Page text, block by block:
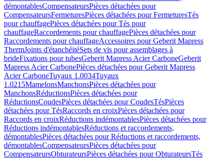
démontablesCompensateursPièces détachées pour
CompensateursFermeturesPièces détachées pour FermeturesTés
pour chauffagePièces détachées pour Tés pour
chauffageRaccordements pour chauffagePièces détachées pour
Raccordements pour chauffageAccessoires pour Geberit Mapress
ThermJoints d'étanchéitéSets de vis pour assemblages à
brideFixations pour tubesGeberit Mapress Acier CarboneGeberit
Mapress Acier CarbonePièces détachées pour Geberit Mapress
Acier CarboneTuyaux 1.0034Tuyaux
1.0215MamelonsManchonsPièces détachées pour
ManchonsRéductionsPièces détachées pour
RéductionsCoudesPièces détachées pour CoudesTésPièces
détachées pour TésRaccords en croixPièces détachées pour
Raccords en croixRéductions indémontablesPièces détachées pour
Réductions indémontablesRéductions et raccordements,
démontablesPièces détachées pour Réductions et raccordements,
démontablesCompensateursPièces détachées pour
CompensateursObturateursPièces détachées pour ObturateursTés